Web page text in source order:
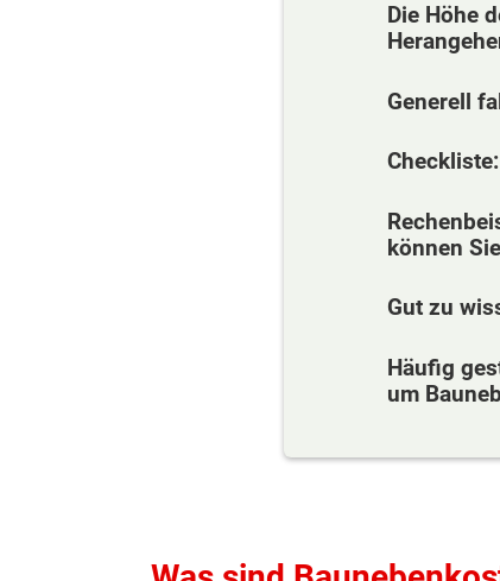
Die Höhe
Generell
können
Gut zu
Häufig
um